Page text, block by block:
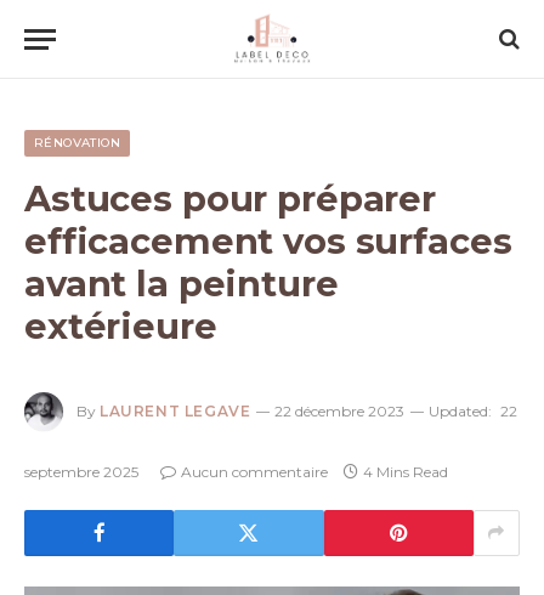
RÉNOVATION
Astuces pour préparer
efficacement vos surfaces
avant la peinture
extérieure
By LAURENT LEGAVE 22 décembre 2023 Updated: 22
septembre 2025 Aucun commentaire 4 Mins Read